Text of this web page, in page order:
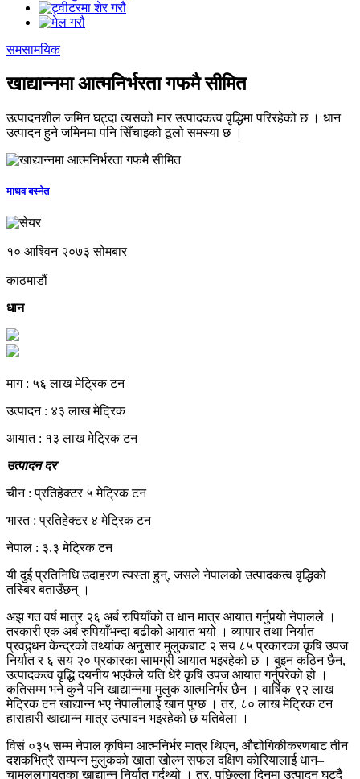
समसामयिक
खाद्यान्नमा आत्मनिर्भरता गफमै सीमित
उत्पादनशील जमिन घट्दा त्यसको मार उत्पादकत्व वृद्धिमा परिरहेको छ । धान
उत्पादन हुने जमिनमा पनि सिँचाइको ठूलो समस्या छ ।
माधव बस्नेत
१० आश्विन २०७३ सोमबार
काठमाडौं
धान
माग : ५६ लाख मेट्रिक टन
उत्पादन : ४३ लाख मेट्रिक
आयात : १३ लाख मेट्रिक टन
उत्पादन दर
चीन : प्रतिहेक्टर ५ मेट्रिक टन
भारत : प्रतिहेक्टर ४ मेट्रिक टन
नेपाल : ३.३ मेट्रिक टन
यी दुई प्रतिनिधि उदाहरण त्यस्ता हुन्, जसले नेपालको उत्पादकत्व वृद्धिको
तस्बिर बताउँछन् ।
अझ गत वर्ष मात्र २६ अर्ब रुपियाँको त धान मात्र आयात गर्नुपर्‍यो नेपालले ।
तरकारी एक अर्ब रुपियाँभन्दा बढीको आयात भयो । व्यापार तथा निर्यात
प्रवद्र्धन केन्द्रको तथ्यांक अनुृसार मुलुकबाट २ सय ८५ प्रकारका कृषि उपज
निर्यात र ६ सय २० प्रकारका सामग्री आयात भइरहेको छ । बुझ्न कठिन छैन,
उत्पादकत्व वृद्धि दयनीय भएकैले यति धेरै कृषि उपज आयात गर्नुपरेको हो ।
कतिसम्म भने कुनै पनि खाद्यान्नमा मुलुक आत्मनिर्भर छैन । वार्षिक ९२ लाख
मेट्रिक टन खाद्यान्न भए नेपालीलाई खान पुग्छ । तर, ८० लाख मेट्रिक टन
हाराहारी खाद्यान्न मात्र उत्पादन भइरहेको छ यतिबेला ।
विसं ०३५ सम्म नेपाल कृषिमा आत्मनिर्भर मात्र थिएन, औद्योगिकीकरणबाट तीन
दशकभित्रै सम्पन्न मुलुकको खाता खोल्न सफल दक्षिण कोरियालाई धान–
चामललगायतका खाद्यान्न निर्यात गर्दथ्यो । तर, पछिल्ला दिनमा उत्पादन घट्दै